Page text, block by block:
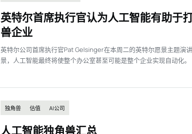
英特尔首席执行官认为人工智能有助于
兽企业
英特尔公司首席执行官Pat Gelsinger在本周二的英特尔愿景主题演
景，人工智能最终将使整个办公室甚至可能是整个企业实现自动化。
独角兽 估值 AI公司
人工智能独角兽汇总